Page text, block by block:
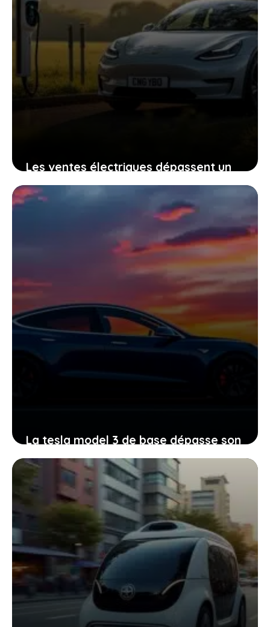
Les ventes électriques dépassent un
tiers des voitures neuves au
Royaume-Uni, pourquoi c’est une
La tesla model 3 de base dépasse son
autonomie annoncée, ce que ça veut
dire pour votre quotidien
7 janvier 2026